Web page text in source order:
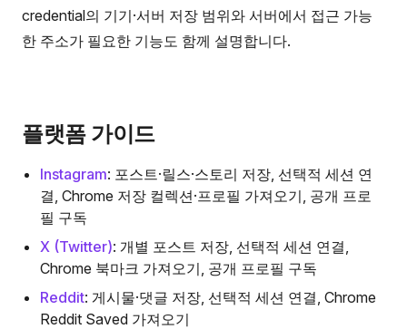
credential의 기기·서버 저장 범위와 서버에서 접근 가능
한 주소가 필요한 기능도 함께 설명합니다.
플랫폼 가이드
Instagram: 포스트·릴스·스토리 저장, 선택적 세션 연
결, Chrome 저장 컬렉션·프로필 가져오기, 공개 프로
필 구독
X (Twitter): 개별 포스트 저장, 선택적 세션 연결,
Chrome 북마크 가져오기, 공개 프로필 구독
Reddit: 게시물·댓글 저장, 선택적 세션 연결, Chrome
Reddit Saved 가져오기